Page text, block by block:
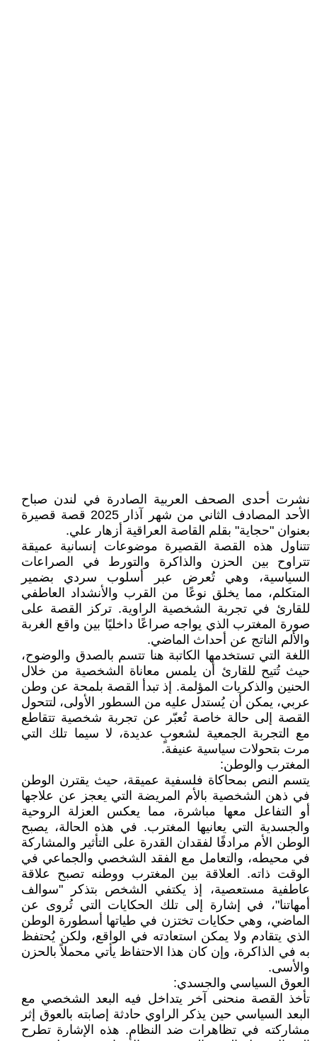
نشرت أحدى الصحف العربية الصادرة في لندن صباح
الأحد المصادف الثاني من شهر آذار 2025 قصة قصيرة
بعنوان "حجاية" بقلم القاصة العراقية أزهار علي.
تتناول هذه القصة القصيرة موضوعات إنسانية عميقة
تتراوح بين الحزن والذاكرة والتورط في الصراعات
السياسية، وهي تُعرض عبر أسلوب سردي بضمير
المتكلم، مما يخلق نوعًا من القرب والأنشداد العاطفي
للقارئ في تجربة الشخصية الراوية. تركز القصة على
صورة المغترب الذي يواجه صراعًا داخليًا بين واقع الغربة
والألم الناتج عن أحداث الماضي.
اللغة التي تستخدمها الكاتبة هنا تتسم بالصدق والوضوح،
حيث تُتيح للقارئ أن يلمس معاناة الشخصية من خلال
الحنين والذكريات المؤلمة. إذ تبدأ القصة بلمحة عن وطن
عربي، يمكن أن يُستدل عليه من السطور الأولى، لتتحول
القصة إلى حالة خاصة تُعبّر عن تجربة شخصية تتقاطع
مع التجربة الجمعية لشعوبٍ عديدة، لا سيما تلك التي
مرت بتحولات سياسية عنيفة.
المغترب والوطن:
يتسم النص بمحاكاة فلسفية عميقة، حيث يقترن الوطن
في ذهن الشخصية بالأم المريضة التي يعجز عن علاجها
أو التفاعل معها مباشرة، مما يعكس العزلة الروحية
والجسدية التي يعانيها المغترب. في هذه الحالة، يصبح
الوطن الأم مرادفًا لفقدان القدرة على التأثير والمشاركة
في محيطه، والتعامل مع الفقد الشخصي والجماعي في
الوقت ذاته. العلاقة بين المغترب ووطنه تصبح علاقة
عاطفية مستعصية، إذ يكتفي الشخص بتذكر "سوالف
أمهاتنا"، في إشارة إلى تلك الحكايات التي تُروى عن
الماضي، وهي حكايات تختزن في طياتها أسطورة الوطن
الذي يتقادم ولا يمكن استعادته في الواقع، ولكن يُحتفظ
به في الذاكرة، وإن كان هذا الاحتفاظ يأتي محملاً بالحزن
والأسى.
العوق السياسي والجسدي:
تأخذ القصة منحنى آخر يتداخل فيه البعد الشخصي مع
البعد السياسي حين يذكر الراوي حادثة إصابته بالعوق إثر
مشاركته في تظاهرات ضد النظام. هذه الإشارة تطرح